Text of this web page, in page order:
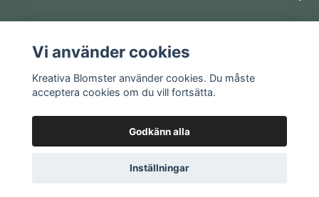
© 2026 Kreativa Blomster
Vi använder cookies
Kreativa Blomster använder cookies. Du måste
acceptera cookies om du vill fortsätta.
Godkänn alla
Inställningar